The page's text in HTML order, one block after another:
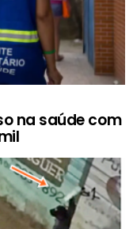
na saúde com